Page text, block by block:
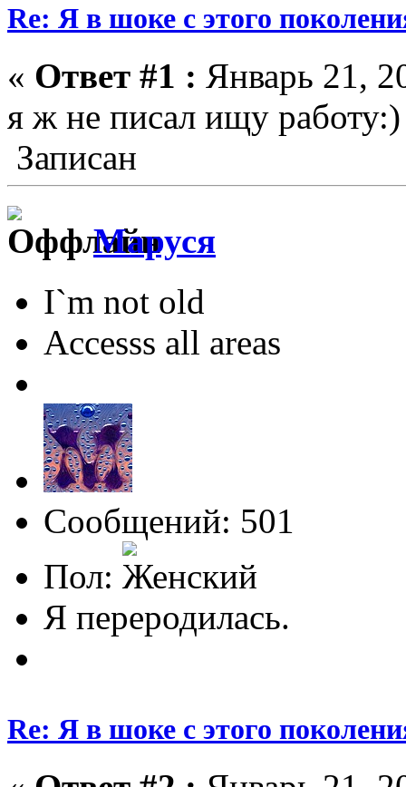
Re: Я в шоке с этого
« Ответ #1 : Январь 21,
я ж не писал ищу
Записан
Маруся
I`m not old
Accesss all areas
Сообщений: 501
Пол:
Я переродилась.
Re: Я в шоке с этого